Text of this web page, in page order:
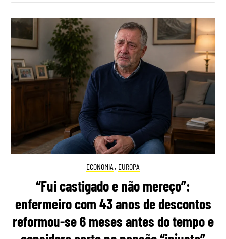
ECONOMIA , EUROPA
“Fui castigado e não mereço”:
enfermeiro com 43 anos de descontos
reformou-se 6 meses antes do tempo e